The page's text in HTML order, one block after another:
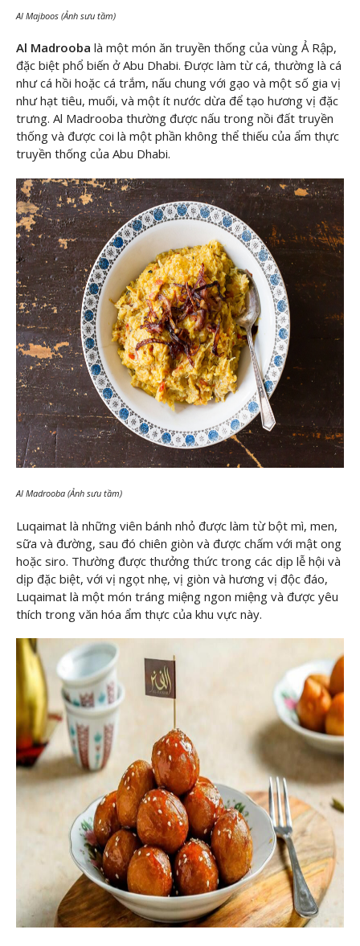
Al Majboos (Ảnh sưu tầm)
Al Madrooba là một món ăn truyền thống của vùng Ả Rập,
đặc biệt phổ biến ở Abu Dhabi. Được làm từ cá, thường là cá
như cá hồi hoặc cá trắm, nấu chung với gạo và một số gia vị
như hạt tiêu, muối, và một ít nước dừa để tạo hương vị đặc
trưng. Al Madrooba thường được nấu trong nồi đất truyền
thống và được coi là một phần không thể thiếu của ẩm thực
truyền thống của Abu Dhabi.
Al Madrooba (Ảnh sưu tầm)
Luqaimat là những viên bánh nhỏ được làm từ bột mì, men,
sữa và đường, sau đó chiên giòn và được chấm với mật ong
hoặc siro. Thường được thưởng thức trong các dịp lễ hội và
dịp đặc biệt, với vị ngọt nhẹ, vị giòn và hương vị độc đáo,
Luqaimat là một món tráng miệng ngon miệng và được yêu
thích trong văn hóa ẩm thực của khu vực này.